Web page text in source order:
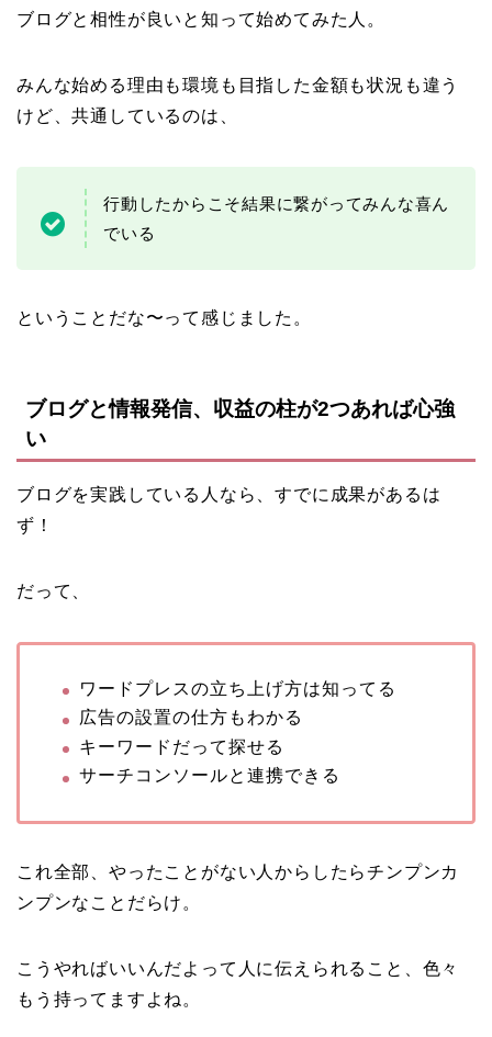
ブログと相性が良いと知って始めてみた人。
みんな始める理由も環境も目指した金額も状況も違う
けど、共通しているのは、
行動したからこそ結果に繋がってみんな喜ん
でいる
ということだな〜って感じました。
ブログと情報発信、収益の柱が2つあれば心強
い
ブログを実践している人なら、すでに成果があるは
ず！
だって、
ワードプレスの立ち上げ方は知ってる
広告の設置の仕方もわかる
キーワードだって探せる
サーチコンソールと連携できる
これ全部、やったことがない人からしたらチンプンカ
ンプンなことだらけ。
こうやればいいんだよって人に伝えられること、色々
もう持ってますよね。